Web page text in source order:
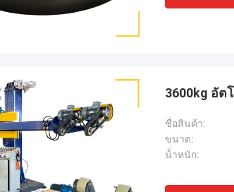
3600kg อัต
ชื่อสินค้า:
ขนาด:
น้ําหนัก: